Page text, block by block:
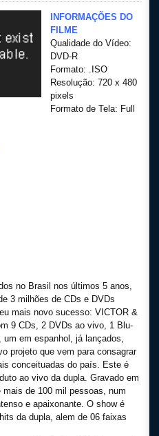
Séries
INFORMAÇÕES DO
FILME
Qualidade do Vídeo:
DVD-R
Formato: .ISO
Resolução: 720 x 480
pixels
Formato de Tela: Full
no Brasil nos últimos 5 anos,
3 milhões de CDs e DVDs
mais novo sucesso: VICTOR &
9 CDs, 2 DVDs ao vivo, 1 Blu-
em espanhol, já lançados,
projeto que vem para consagrar
conceituadas do país. Este é
ao vivo da dupla. Gravado em
mais de 100 mil pessoas, num
e apaixonante. O show é
da dupla, alem de 06 faixas